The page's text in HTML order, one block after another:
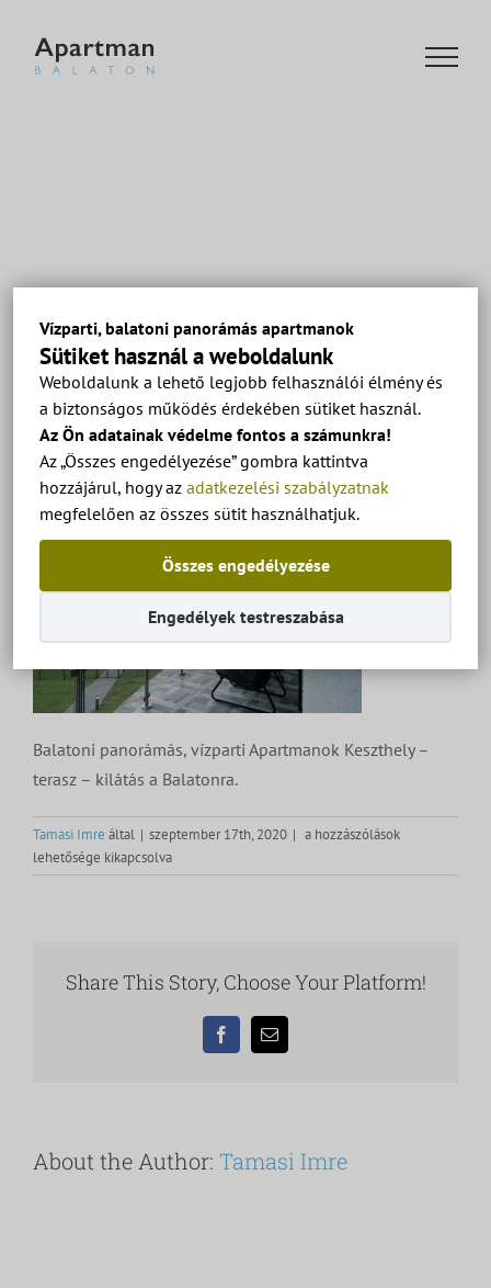
Vízparti, balatoni panorámás apartmanok
Sütiket használ a weboldalunk
Weboldalunk a lehető legjobb felhasználói élmény és
a biztonságos működés érdekében sütiket használ.
Az Ön adatainak védelme fontos a számunkra!
Az „Összes engedélyezése” gombra kattintva
hozzájárul, hogy az adatkezelési szabályzatnak
megfelelően az összes sütit használhatjuk.
Összes engedélyezése
Engedélyek testreszabása
Előző
Balatoni panorámás, vízparti Apartmanok Keszthely –
terasz – kilátás a Balatonra.
Tamasi Imre által | szeptember 17th, 2020 | Balatoni
vízparti
terasz
–
a hozzászólások
lehetősége kikapcsolva
Share This Story, Choose Your Platform!
FacebookEmail:
About the Author: Tamasi Imre